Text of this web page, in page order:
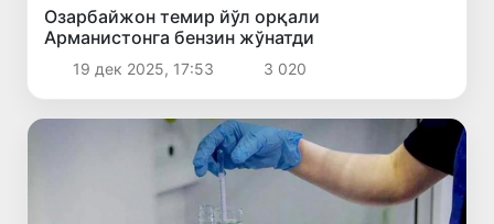
Озарбайжон темир йўл орқали
Арманистонга бензин жўнатди
19 дек 2025, 17:53 3 020